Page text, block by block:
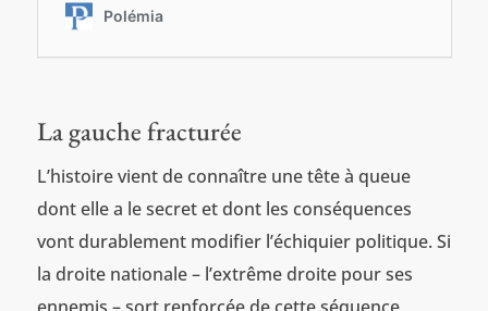
La gauche fracturée
L’histoire vient de connaître une tête à queue
dont elle a le secret et dont les conséquences
vont durablement modifier l’échiquier politique. Si
la droite nationale – l’extrême droite pour ses
ennemis – sort renforcée de cette séquence